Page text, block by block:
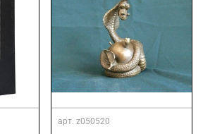
арт. z050520